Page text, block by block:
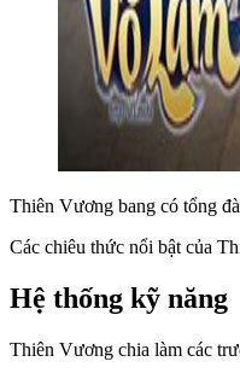
Thiên Vương bang có tổng
Các chiêu thức nổi bật của
Hệ thống kỹ năng
Thiên Vương chia làm các